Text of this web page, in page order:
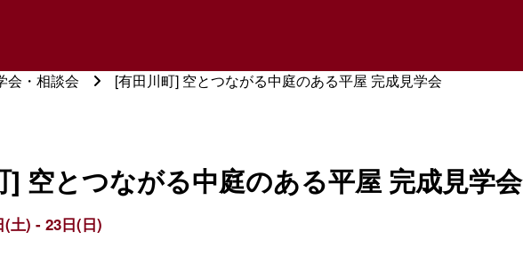
会・相談会 [有田川町] 空とつながる中庭のある平屋 完成見学会
] 空とつながる中庭のある平屋 完成見学会
(土) - 23日(日)